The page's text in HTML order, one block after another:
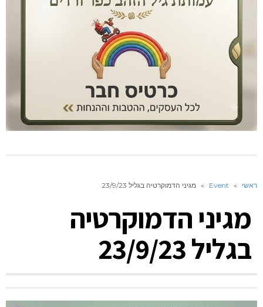
ראשי »
Event
» מגיני הדמוקרטיה בגליל 23/9/23
מגיני הדמוקרטיה
בגליל 23/9/23